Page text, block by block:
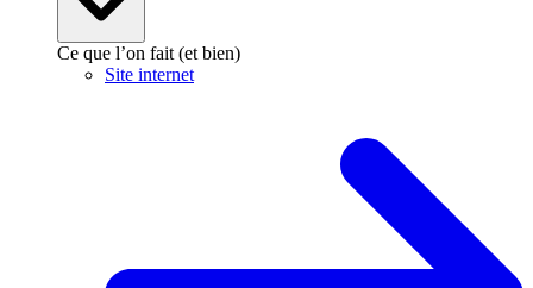
Ce que l’on fait (et bien)
Site internet